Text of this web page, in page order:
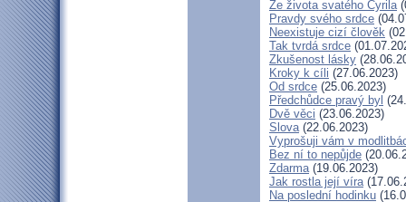
Ze života svatého Cyrila
Pravdy svého srdce
Neexistuje cizí člověk
Tak tvrdá srdce
Zkušenost lásky
Kroky k cíli (27.06.2023)
Od srdce (25.06.2023)
Předchůdce pravý byl
Dvě věci (23.06.2023)
Slova(22.06.2023)
Vyprošuji vám v
Bez ní to nepůjde
Zdarma(19.06.2023)
Jak rostla její víra
Na poslední hodinku